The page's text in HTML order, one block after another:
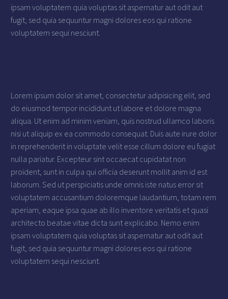
ipsam voluptatem quia voluptas sit aspernatur aut odit aut
fugit, sed quia sequuntur magni dolores eos qui ratione
voluptatem sequi nesciunt.
Lorem ipsum dolor sit amet, consectetur adipisicing elit, sed
do eiusmod tempor incididunt ut labore et dolore magna
aliqua. Ut enim ad minim veniam, quis nostrud ullamco laboris
nisi ut aliquip ex ea commodo consequat. Duis aute irure dolor
in reprehenderit in voluptate velit esse cillum dolore eu fugiat
nulla pariatur. Excepteur sint occaecat cupidatat non
proident, sunt in culpa qui officia deserunt mollit anim id est
laborum. Sed ut perspiciatis unde omnis iste natus error sit
voluptatem accusantium doloremque laudantium, totam rem
aperiam, eaque ipsa quae ab illo inventore veritatis et quasi
architecto beatae vitae dicta sunt explicabo. Nemo enim
ipsam voluptatem quia voluptas sit aspernatur aut odit aut
fugit, sed quia sequuntur magni dolores eos qui ratione
voluptatem sequi nesciunt.